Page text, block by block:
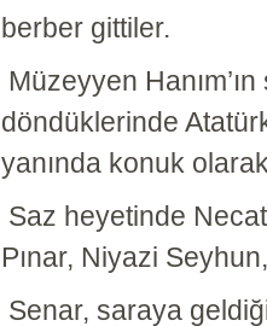
berber gittiler.
Müzeyyen
döndüklerinde
yanında konuk
Saz heyetinde
Pınar, Niyazi
Senar, saraya